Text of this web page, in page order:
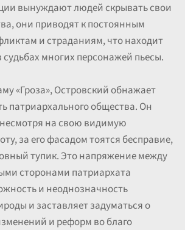
вынуждают людей скрывать свои
они приводят к постоянным
и страданиям, что находит
многих персонажей пьесы.
«Гроза», Островский обнажает
патриархального общества. Он
на свою видимую
за его фасадом тоятся бесправие,
тупик. Это напряжение между
сторонами патриархата
и неоднозначность
и заставляет задуматься о
и реформ во благо